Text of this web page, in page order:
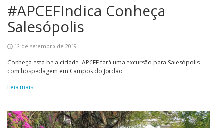
#APCEFIndica Conheça
Salesópolis
12 de setembro de 2019
Conheça esta bela cidade. APCEF fará uma excursão para Salesópolis,
com hospedagem em Campos do Jordão
Leia mais